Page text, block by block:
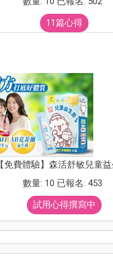
11篇心得
【免費體驗】森活舒敏兒童
數量: 10 已報名: 453
試用心得撰寫中